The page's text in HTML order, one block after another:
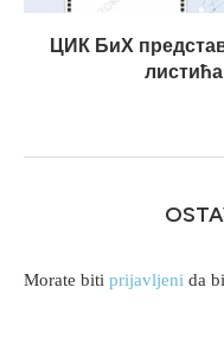
ЦИК БиХ
Morate biti prijavljeni da